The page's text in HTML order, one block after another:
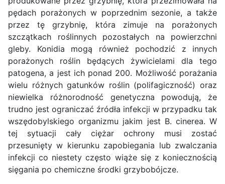
pędach porażonych w poprzednim sezonie, a także
przez tę grzybnię, która zimuje na porażonych
szczątkach roślinnych pozostałych na powierzchni
gleby. Konidia mogą również pochodzić z innych
porażonych roślin będących żywicielami dla tego
patogena, a jest ich ponad 200. Możliwość porażania
wielu różnych gatunków roślin (polifagiczność) oraz
niewielka różnorodność genetyczna powodują, że
trudno jest ograniczać źródła infekcji w przypadku tak
wszędobylskiego organizmu jakim jest B. cinerea. W
tej sytuacji cały ciężar ochrony musi zostać
przesunięty w kierunku zapobiegania lub zwalczania
infekcji co niestety często wiąże się z koniecznością
sięgania po chemiczne środki grzybobójcze.